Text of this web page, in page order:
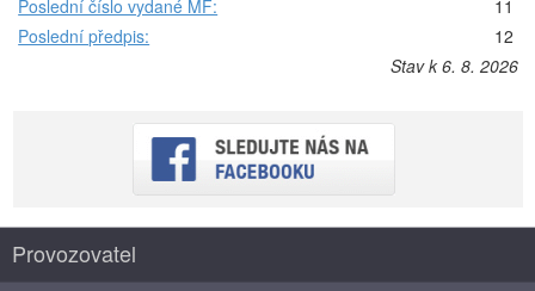
Poslední číslo vydané MF:
11
Poslední předpis:
12
Stav k 6. 8. 2026
Provozovatel